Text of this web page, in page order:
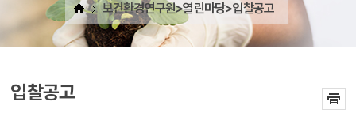
보건환경연구원>열린마당>입찰공고
입찰공고